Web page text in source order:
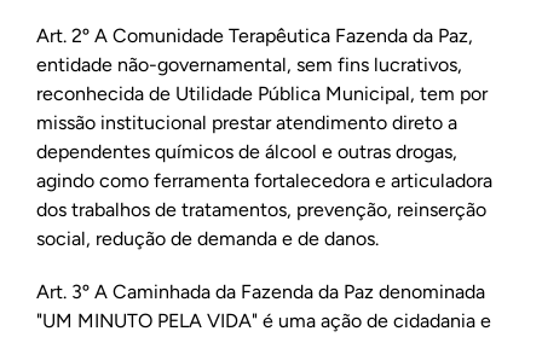
Art. 2º A Comunidade Terapêutica Fazenda da Paz,
entidade não-governamental, sem fins lucrativos,
reconhecida de Utilidade Pública Municipal, tem por
missão institucional prestar atendimento direto a
dependentes químicos de álcool e outras drogas,
agindo como ferramenta fortalecedora e articuladora
dos trabalhos de tratamentos, prevenção, reinserção
social, redução de demanda e de danos.
Art. 3º A Caminhada da Fazenda da Paz denominada
"UM MINUTO PELA VIDA" é uma ação de cidadania e